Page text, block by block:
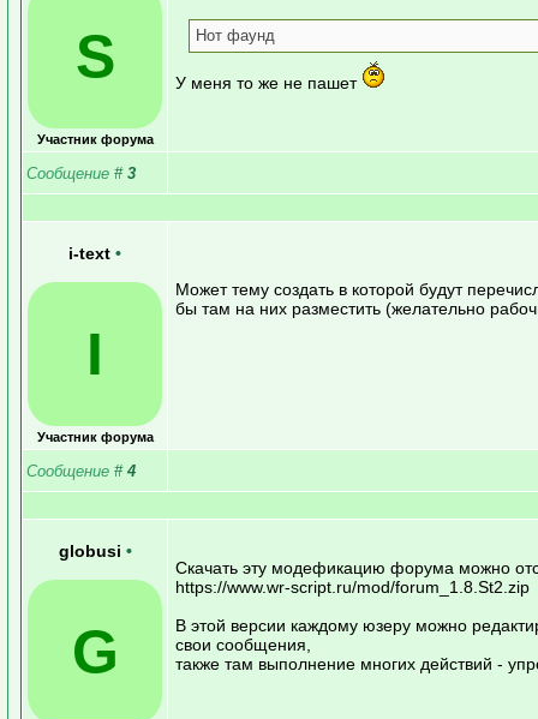
S
Участник форума
Нот фаунд
У меня то же не пашет
Сообщение # 3
i-text •
I
Участник форума
Может тему создать в которой будут
бы там на них разместить (желательно
Сообщение # 4
globusi •
G
Скачать эту модефикацию форума можно
https://www.wr-script.ru/mod/forum_1.8.St2.zip
В этой версии каждому юзеру можно
свои сообщения,
также там выполнение многих действий -